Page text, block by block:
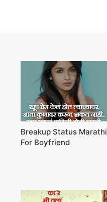
Breakup Status Marathi
For Boyfriend